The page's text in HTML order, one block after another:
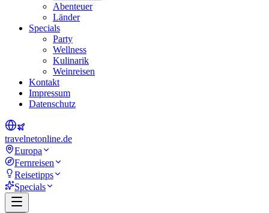
Abenteuer
Länder
Specials
Party
Wellness
Kulinarik
Weinreisen
Kontakt
Impressum
Datenschutz
travelnetonline.de
Europa
Fernreisen
Reisetipps
Specials